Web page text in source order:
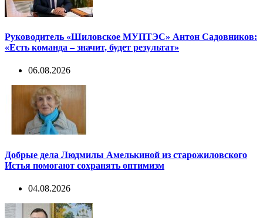
Руководитель «Шиловское МУПТЭС» Антон Садовников:
«Есть команда – значит, будет результат»
06.08.2026
Добрые дела Людмилы Амелькиной из старожиловского
Истья помогают сохранять оптимизм
04.08.2026